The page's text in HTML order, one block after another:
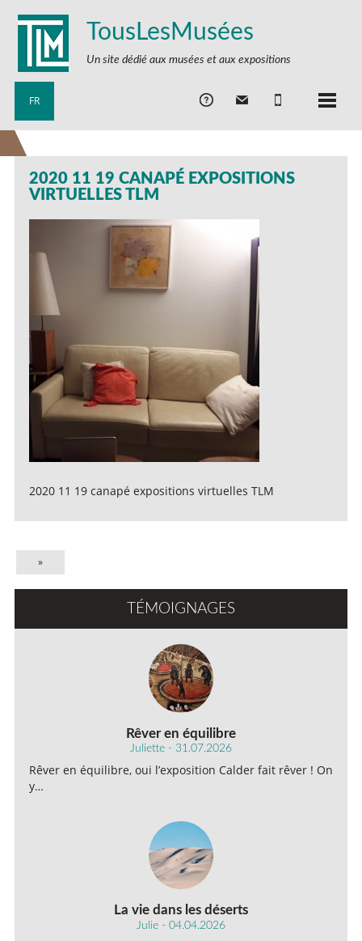
TousLesMusées
Un site dédié aux musées et aux expositions
FR
2020 11 19 CANAPÉ EXPOSITIONS
VIRTUELLES TLM
2020 11 19 canapé expositions virtuelles TLM
»
TÉMOIGNAGES
Rêver en équilibre
Juliette - 31.07.2026
Rêver en équilibre, oui l’exposition Calder fait rêver ! On
y…
La vie dans les déserts
Julie - 04.04.2026